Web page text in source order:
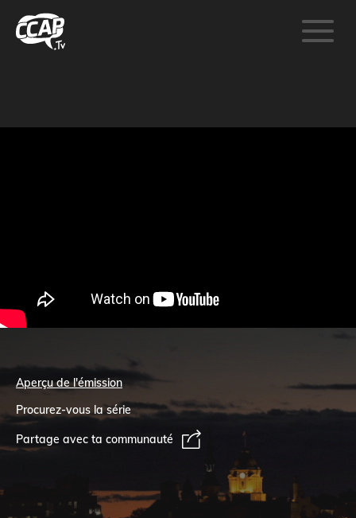
Aperçu de l'émission
Procurez-vous la série
Partage avec ta communauté